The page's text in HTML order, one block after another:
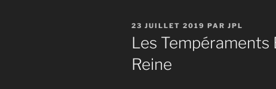
PUBLIÉ
LE
23 JUILLET 2019 PAR JPL
Les
Reine